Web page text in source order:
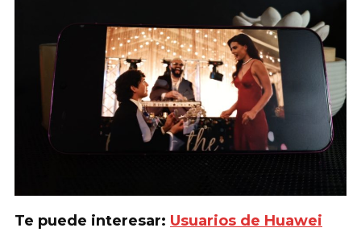
Te puede interesar: Usuarios de Huawei